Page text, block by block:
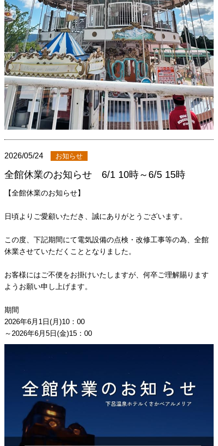
2026/05/24 お知らせ
全館休業のお知らせ 6/1 10時～6/5 15時
【全館休業のお知らせ】
日頃よりご愛顧いただき、誠にありがとうございます。
この度、下記期間にて電気設備の点検・改修工事等の為、全館
休業させていただくこととなりました。
お客様にはご不便をお掛けいたしますが、何卒ご理解賜ります
ようお願い申し上げます。
期間
2026年6月1日(月)10：00
～2026年6月5日(金)15：00